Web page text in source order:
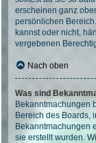
erscheinen ganz
persönlichen
kannst oder nicht,
vergebenen
Nach oben
Was sind
Bekanntmachungen
Bereich des Boards,
Bekanntmachungen
sie erstellt wurden.